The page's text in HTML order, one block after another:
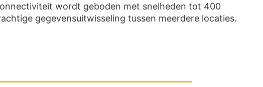
wordt geboden met snelheden tot 400
gegevensuitwisseling tussen meerdere locaties.